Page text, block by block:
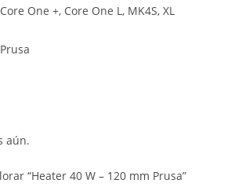
Core One +, Core One L, MK4S, XL
Prusa
aún.
“Heater 40 W – 120 mm Prusa”